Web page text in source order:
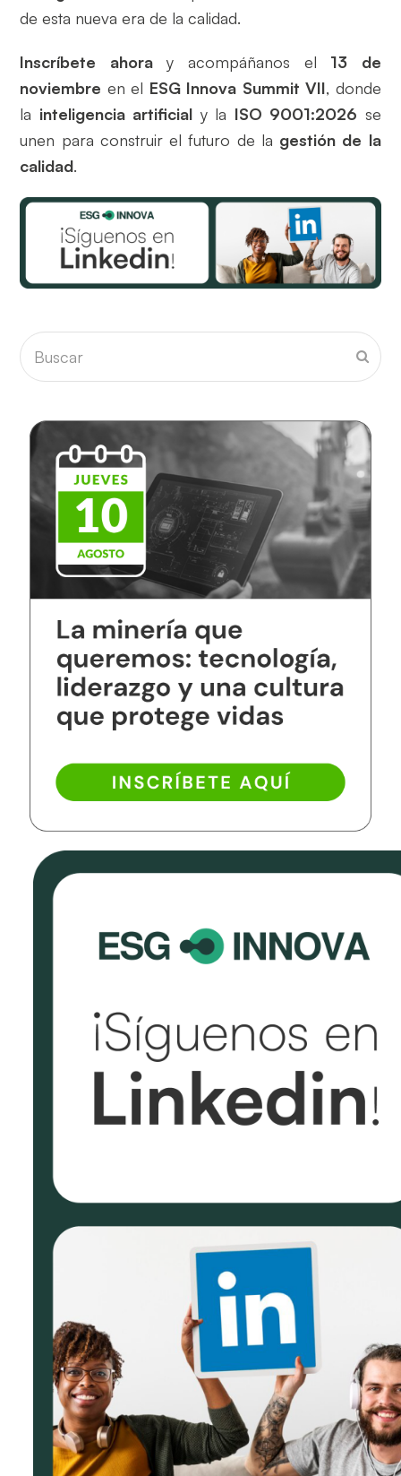
de esta nueva era de la calidad.
Inscríbete ahoray acompáñanos el 13 de
noviembre en el ESG Innova Summit VII, donde
la inteligencia artificial y la ISO 9001:2026 se
unen para construir el futuro de la gestión de la
calidad.
Buscar